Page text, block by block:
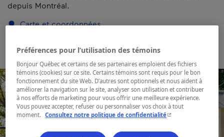
depuis Montréal.
Carte et coordonnées
Préférences pour l’utilisation des témoins
Bonjour Québec et certains de ses partenaires emploient des fichiers
témoins (cookies) sur ce site. Certains témoins sont requis pour le bon
fonctionnement du site Web. D’autres sont optionnels et nous aident à
améliorer la navigation sur le site, analyser son utilisation et contribuer
à nos efforts de marketing pour vous offrir une meilleure expérience.
Vous pouvez accepter, refuser ou personnaliser vos choix à tout
moment.
Consultez notre politique de confidentialité- Cet hyperlien